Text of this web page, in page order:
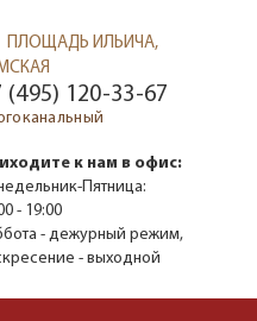
ПЛОЩАДЬ ИЛЬИЧА,
(495) 120-33-67
к нам в офис:
Пятница:
- 19:00
- дежурный режим,
- выходной